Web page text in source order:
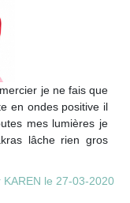
je ne fais que
en ondes positive il
mes lumières je
lâche rien gros
KAREN le 27-03-2020